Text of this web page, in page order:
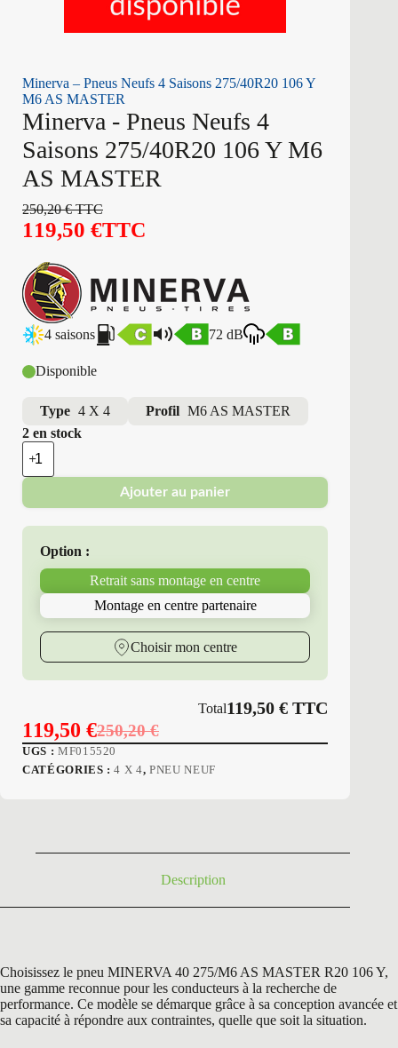
Minerva – Pneus Neufs 4 Saisons 275/40R20 106 Y
M6 AS MASTER
Minerva - Pneus Neufs 4
Saisons 275/40R20 106 Y M6
AS MASTER
250,20€TTC
119,50 €TTC
4 saisons 72 dB
Disponible
Type 4 X 4 Profil M6 AS MASTER
2 en stock
quantité
de
Minerva
Pneus
Neufs
Saisons
275/40R20
Ajouter au panier
Option :
Retrait sans montage en centre
Montage en centre partenaire
Choisir mon centre
Total119,50€ TTC
250,20€
Le
prix
119,50 €
Le
prix
UGS : MF015520
CATÉGORIES :4 X 4,PNEU NEUF
Description
Choisissez le pneu MINERVA 40 275/M6 AS MASTER R20 106 Y,
une gamme reconnue pour les conducteurs à la recherche de
performance. Ce modèle se démarque grâce à sa conception avancée et
sa capacité à répondre aux contraintes, quelle que soit la situation.